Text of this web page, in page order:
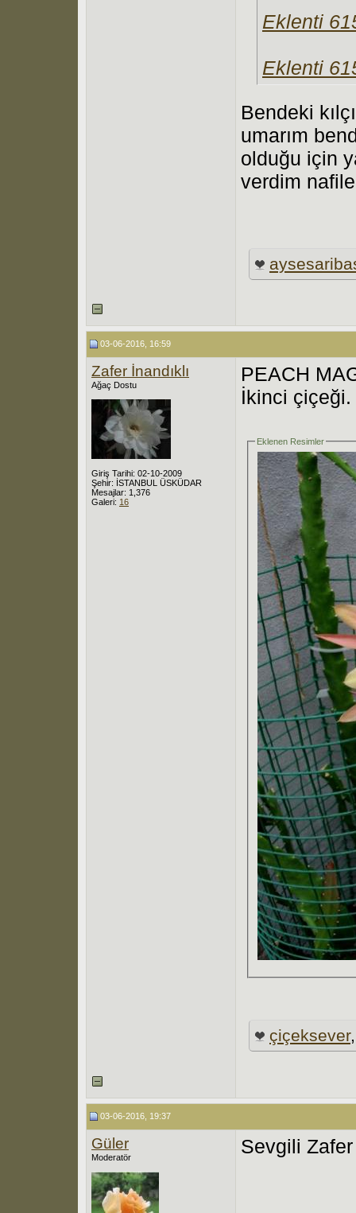
Eklenti
Eklenti
Bendeki
umarım
olduğu için
verdim
03-06-2016, 16:59
Zafer İnandıklı
Ağaç Dostu
Giriş Tarihi: 02-10-2009
Şehir: İSTANBUL ÜSKÜDAR
Mesajlar: 1,376
Galeri: 16
PEACH
İkinci çiçeği.
Eklenen Resimler
çiçeksever
03-06-2016, 19:37
Güler
Moderatör Sevgili